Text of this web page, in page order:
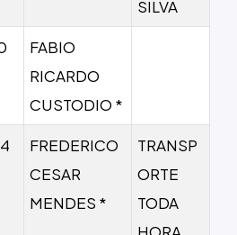
SILVA
FABIO
RICARDO
CUSTODIO *
FREDERICO
CESAR
MENDES *
TRANSP
ORTE
TODA